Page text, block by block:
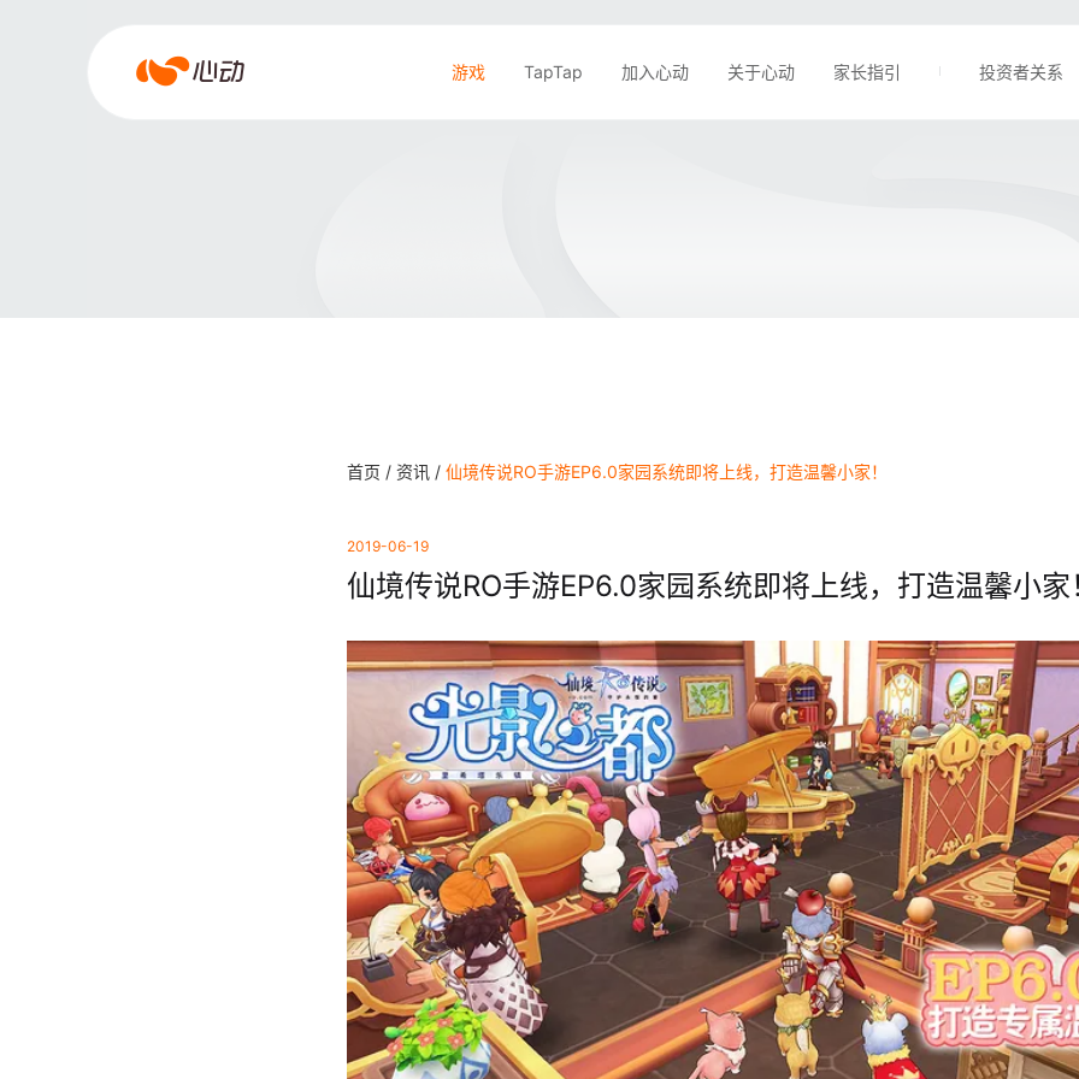
心
游戏 TapTap 加入心动 关于心动 家长指引 投资者关系
首页 / 资讯 / 仙境传说RO手游EP6.0家园系统即将上线，打造温馨小家！
2019-06-19
仙境传说RO手游EP6.0家园系统即将上线，打造温馨小家